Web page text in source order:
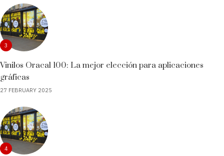
3
Vinilos Oracal 100: La mejor elección para aplicaciones
gráficas
27 FEBRUARY 2025
4